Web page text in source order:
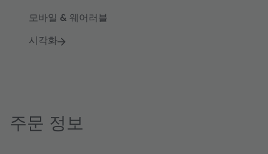
모바일 & 웨어러블
시각화
주문 정보